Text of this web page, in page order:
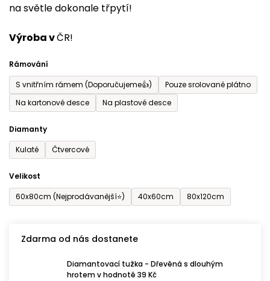
na světle dokonale třpytí!
Výroba vČR!
Rámování
S vnitřním rámem (Doporučujeme👍)
Pouze srolované plátno
Na kartonové desce
Na plastové desce
Diamanty
Kulaté
Čtvercové
Velikost
60x80cm (Nejprodávanější⭐)
40x60cm 80x120cm
Zdarma od nás dostanete
Diamantovací tužka - Dřevěná s dlouhým
hrotem v hodnotě 39 Kč